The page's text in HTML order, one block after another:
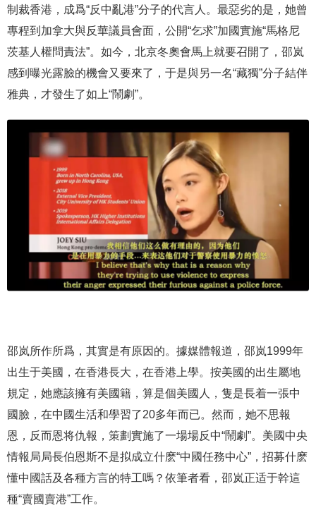
制裁香港，成爲“反中亂港”分子的代言人。最惡劣的是，她曾
專程到加拿大與反華議員會面，公開“乞求”加國實施“馬格尼
茨基人權問責法”。如今，北京冬奧會馬上就要召開了，邵岚
感到曝光露臉的機會又要來了，于是與另一名“藏獨”分子結伴
雅典，才發生了如上“鬧劇”。
邵岚所作所爲，其實是有原因的。據媒體報道，邵岚1999年
出生于美國，在香港長大，在香港上學。按美國的出生屬地
規定，她應該擁有美國籍，算是個美國人，隻是長着一張中
國臉，在中國生活和學習了20多年而已。然而，她不思報
恩，反而恩将仇報，策劃實施了一場場反中“鬧劇”。美國中央
情報局局長伯恩斯不是拟成立什麽“中國任務中心”，招募什麽
懂中國話及各種方言的特工嗎？依筆者看，邵岚正适于幹這
種“賣國賣港”工作。